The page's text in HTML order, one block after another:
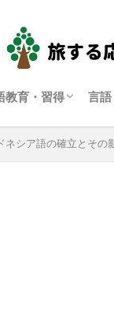
教育・習得 言
シア語の確立とその